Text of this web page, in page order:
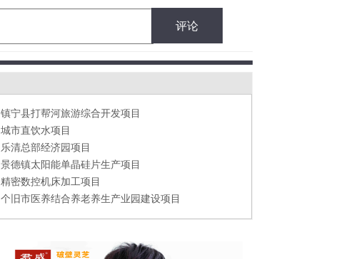
评论
个旧市医养结合养老养生产业园建设项目
四川长江工业园区装备制造产业园共同招商项目
凤凰湖水上乐园综合开发项目
河南开封市豪门国际大厦项目
镇宁县打帮河旅游综合开发项目
城市直饮水项目
乐清总部经济园项目
景德镇太阳能单晶硅片生产项目
精密数控机床加工项目
个旧市医养结合养老养生产业园建设项目
青海省海东市G213乐都至化隆公路项目